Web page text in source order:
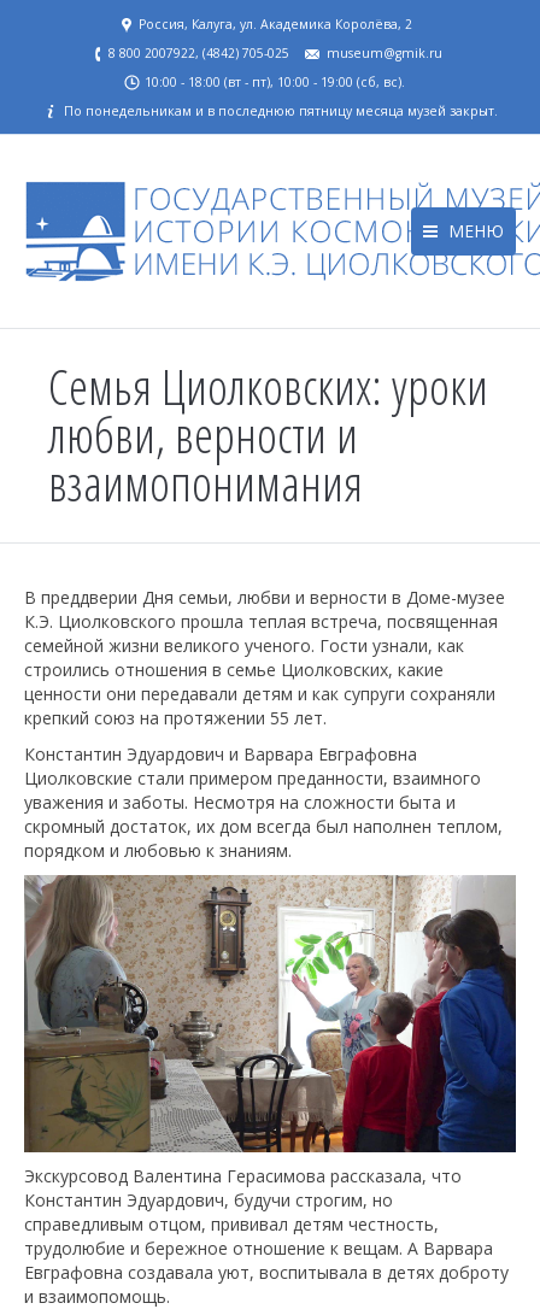
Россия, Калуга, ул. Академика Королёва, 2
8 800 2007922, (4842) 705-025
museum@gmik.ru
10:00 - 18:00 (вт - пт), 10:00 - 19:00 (сб, вс).
По понедельникам и в последнюю пятницу месяца музей закрыт.
МЕНЮ
Семья Циолковских: уроки
любви, верности и
взаимопонимания
В преддверии Дня семьи, любви и верности в Доме-музее
К.Э. Циолковского прошла теплая встреча, посвященная
семейной жизни великого ученого. Гости узнали, как
строились отношения в семье Циолковских, какие
ценности они передавали детям и как супруги сохраняли
крепкий союз на протяжении 55 лет.
Константин Эдуардович и Варвара Евграфовна
Циолковские стали примером преданности, взаимного
уважения и заботы. Несмотря на сложности быта и
скромный достаток, их дом всегда был наполнен теплом,
порядком и любовью к знаниям.
Экскурсовод Валентина Герасимова рассказала, что
Константин Эдуардович, будучи строгим, но
справедливым отцом, прививал детям честность,
трудолюбие и бережное отношение к вещам. А Варвара
Евграфовна создавала уют, воспитывала в детях доброту
и взаимопомощь.